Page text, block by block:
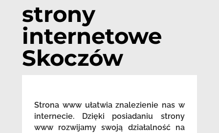
strony
internetowe
Skoczów
Strona www ułatwia znalezienie nas w
internecie. Dzięki posiadaniu strony
www rozwijamy swoją działalność na